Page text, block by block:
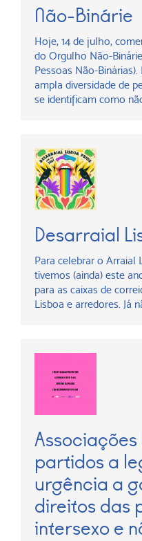
Não-Binárie
Hoje, 14 de julho,
do Orgulho Não-
Pessoas Não-
ampla diversidade de
se identificam como
Desarraial
Para celebrar o Arraial
tivemos (ainda) este
para as caixas de
Lisboa e arredores. Já
Associações
partidos a
urgência a
direitos das
intersexo e